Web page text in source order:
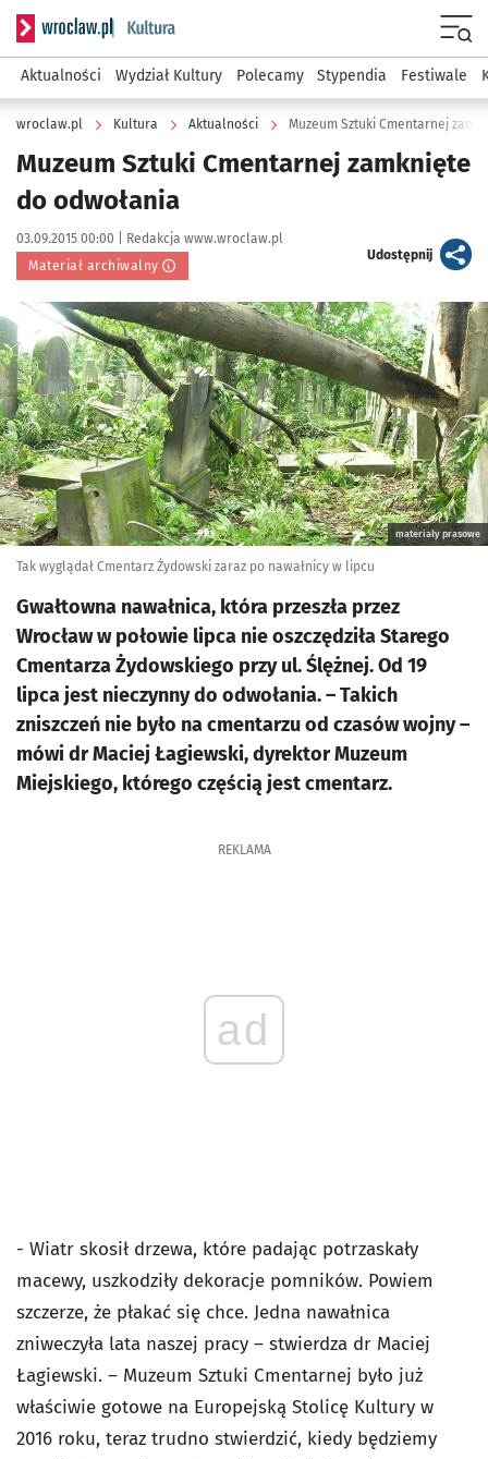
Serwis informacyjny wroclaw.pl podserwis: Kultura
Aktualności Wydział Kultury Polecamy Stypendia Festiwale
wroclaw.pl Kultura Aktualności Muzeum Sztuki Cmentarnej
Muzeum Sztuki Cmentarnej zamknięte
do odwołania
Data publikacji:
03.09.2015 00:00 | Autor:
Redakcja www.wroclaw.pl
Materiał archiwalny
Udostępnijartykuł
Kliknij, aby powiększyć
materiały prasowe
Tak wyglądał Cmentarz Żydowski zaraz po nawałnicy w lipcu
Gwałtowna nawałnica, która przeszła przez
Wrocław w połowie lipca nie oszczędziła Starego
Cmentarza Żydowskiego przy ul. Ślężnej. Od 19
lipca jest nieczynny do odwołania. – Takich
zniszczeń nie było na cmentarzu od czasów wojny –
mówi dr Maciej Łagiewski, dyrektor Muzeum
Miejskiego, którego częścią jest cmentarz.
REKLAMA
ad
- Wiatr skosił drzewa, które padając potrzaskały
macewy, uszkodziły dekoracje pomników. Powiem
szczerze, że płakać się chce. Jedna nawałnica
zniweczyła lata naszej pracy – stwierdza dr Maciej
Łagiewski. – Muzeum Sztuki Cmentarnej było już
właściwie gotowe na Europejską Stolicę Kultury w
2016 roku, teraz trudno stwierdzić, kiedy będziemy